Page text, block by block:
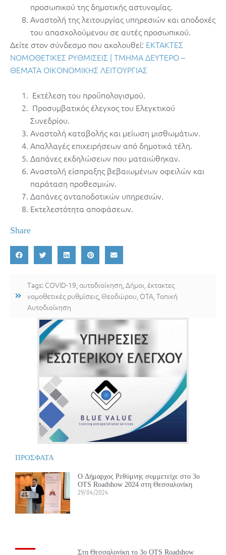
προσωπικού της δημοτικής αστυνομίας.
Αναστολή της λειτουργίας υπηρεσιών και αποδοχές
του απασχολούμενου σε αυτές προσωπικού.
Δείτε στον σύνδεσμο που ακολουθεί: ΕΚΤΑΚΤΕΣ
ΝΟΜΟΘΕΤΙΚΕΣ ΡΥΘΜΙΣΕΙΣ | ΤΜΗΜΑ ΔΕΥΤΕΡΟ –
ΘΕΜΑΤΑ ΟΙΚΟΝΟΜΙΚΗΣ ΛΕΙΤΟΥΡΓΙΑΣ
Εκτέλεση του προϋπολογισμού.
Προσυμβατικός έλεγχος του Ελεγκτικού
Συνεδρίου.
Αναστολή καταβολής και μείωση μισθωμάτων.
Απαλλαγές επιχειρήσεων από δημοτικά τέλη.
Δαπάνες εκδηλώσεων που ματαιώθηκαν.
Αναστολή είσπραξης βεβαιωμένων οφειλών και
παράταση προθεσμιών.
Δαπάνες ανταποδοτικών υπηρεσιών.
Εκτελεστότητα αποφάσεων.
Share
Tags: COVID-19,αυτοδιοίκηση,Δήμοι, έκτακτες
νομοθετικές ρυθμίσεις, Θεοδώρου, ΟΤΑ,Τοπική
Αυτοδιοίκηση
ΠΡΟΣΦΑΤΑ
Ο Δήμαρχος Ρεθύμνης συμμετείχε στο 3ο
OTS Roadshow 2024 στη Θεσσαλονίκη
29/04/2024
Στη Θεσσαλονίκη το 3ο OTS Roadshow